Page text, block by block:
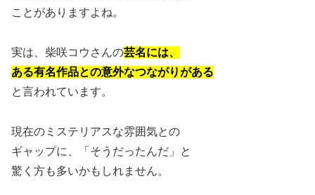
ことがありますよね。
実は、柴咲コウさんの芸名には、
ある有名作品との意外なつながりがある
と言われています。
現在のミステリアスな雰囲気との
ギャップに、「そうだったんだ」と
驚く方も多いかもしれません。